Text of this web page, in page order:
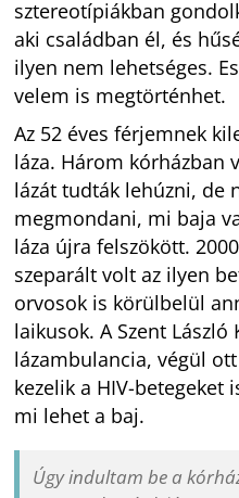
sztereotípiákban
aki családban él, és
ilyen nem lehetséges.
velem is megtörténhet.
Az 52 éves férjemnek
láza. Három kórházban
lázát tudták lehúzni, de
megmondani, mi baja
láza újra felszökött.
szeparált volt az ilyen
orvosok is körülbelül
laikusok. A Szent László
lázambulancia, végül
kezelik a HIV-betegeket
mi lehet a baj.
Úgy indultam be a